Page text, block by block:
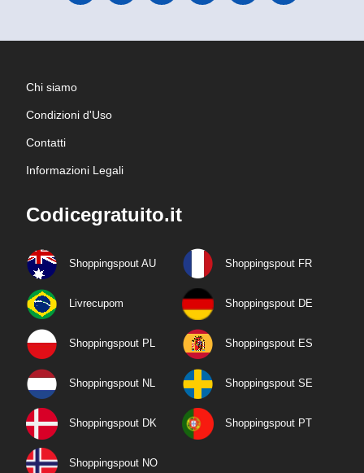
Chi siamo
Condizioni d'Uso
Contatti
Informazioni Legali
Codicegratuito.it
Shoppingspout AU Shoppingspout FR
Livrecupom Shoppingspout DE
Shoppingspout PL Shoppingspout ES
Shoppingspout NL Shoppingspout SE
Shoppingspout DK Shoppingspout PT
Shoppingspout NO